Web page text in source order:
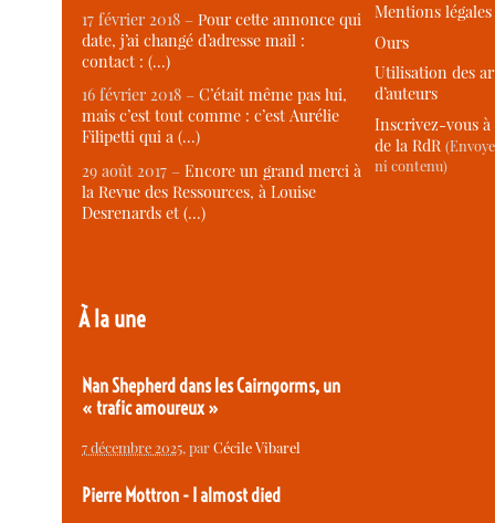
17 février 2018 –Pour cette annonce qui
date, j’ai changé d’adresse mail :
contact : (…)
16 février 2018 –C’était même pas lui,
mais c’est tout comme : c’est Aurélie
Filipetti qui a (…)
29 août 2017 –Encore un grand merci à
la Revue des Ressources, à Louise
Desrenards et (…)
À la une
Nan Shepherd dans les Cairngorms, un
« trafic amoureux »
7 décembre 2025, parCécile Vibarel
Pierre Mottron - I almost died
Mentions légales
Ours
Utilisation des
d’auteurs
Inscrivez-vous
de la RdR
ni contenu)